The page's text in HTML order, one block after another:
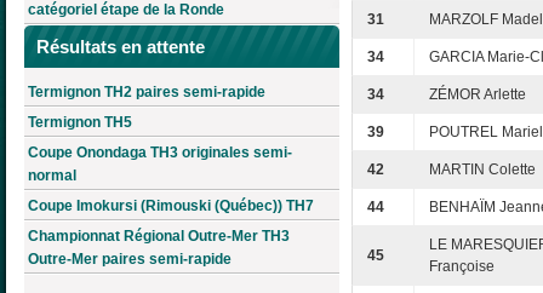
catégoriel étape de la Ronde
Résultats en attente
Termignon TH2 paires semi-rapide
Termignon TH5
Coupe Onondaga TH3 originales semi-
normal
Coupe Imokursi (Rimouski (Québec)) TH7
Championnat Régional Outre-Mer TH3
Outre-Mer paires semi-rapide
31 MARZOLF
34 GARCIA Marie-
34 ZÉMOR Arlette
39 POUTREL
42 MARTIN Colette
44 BENHAÏM
45
LE
Françoise